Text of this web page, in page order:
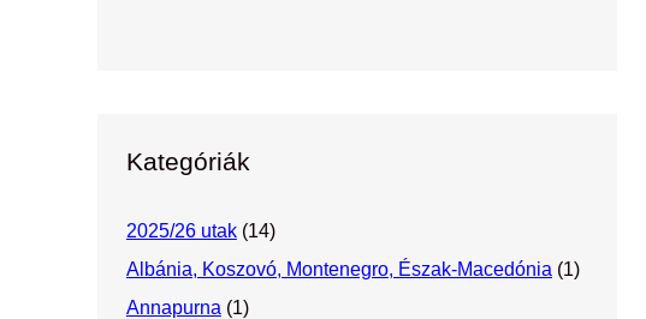
Kategóriák
2025/26 utak(14)
Albánia, Koszovó, Montenegro, Észak-Macedónia (1)
Annapurna (1)